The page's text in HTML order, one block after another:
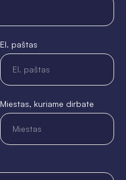
El. paštas
Miestas, kuriame dirbate